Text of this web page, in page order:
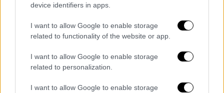
device identifiers in apps.
I want to allow Google to enable storage
related to functionality of the website or app.
I want to allow Google to enable storage
related to personalization.
I want to allow Google to enable storage